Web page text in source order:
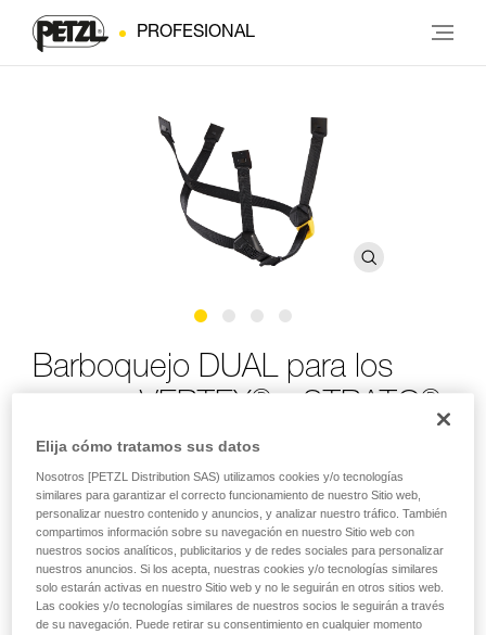
PROFESIONAL
Barboquejo DUAL para los
® ®
Barboquejo que permite intercambiar o reemplazar el
barboquejo de los cascos VERTEX y STRATO. Permite al
trabajador modificar la resistencia del barboquejo para
adaptar el casco a diferentes ambientes: trabajos en altura y
trabajos en el suelo. Disponible en dos colores y en versión
más larga.
Elija cómo tratamos sus datos
Nosotros [PETZL Distribution SAS) utilizamos cookies y/o tecnologías
similares para garantizar el correcto funcionamiento de nuestro Sitio web,
personalizar nuestro contenido y anuncios, y analizar nuestro tráfico. También
compartimos información sobre su navegación en nuestro Sitio web con
nuestros socios analíticos, publicitarios y de redes sociales para personalizar
nuestros anuncios. Si los acepta, nuestras cookies y/o tecnologías similares
solo estarán activas en nuestro Sitio web y no le seguirán en otros sitios web.
Las cookies y/o tecnologías similares de nuestros socios le seguirán a través
de su navegación. Puede retirar su consentimiento en cualquier momento